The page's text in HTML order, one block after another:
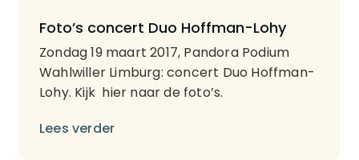
Foto’s concert Duo Hoffman-Lohy
Zondag 19 maart 2017, Pandora Podium
Wahlwiller Limburg: concert Duo Hoffman-
Lohy. Kijk hier naar de foto’s.
Lees verder